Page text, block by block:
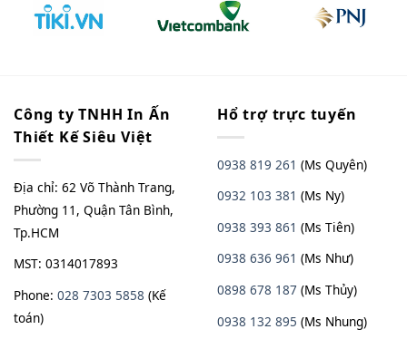
Công ty TNHH In Ấn
Thiết Kế Siêu Việt
Địa chỉ: 62 Võ Thành Trang,
Phường 11, Quận Tân Bình,
Tp.HCM
MST: 0314017893
Phone: 028 7303 5858 (Kế
toán)
Hổ trợ trực tuyến
0938 819 261 (Ms Quyên)
0932 103 381 (Ms Ny)
0938 393 861 (Ms Tiên)
0938 636 961 (Ms Như)
0898 678 187 (Ms Thủy)
0938 132 895 (Ms Nhung)